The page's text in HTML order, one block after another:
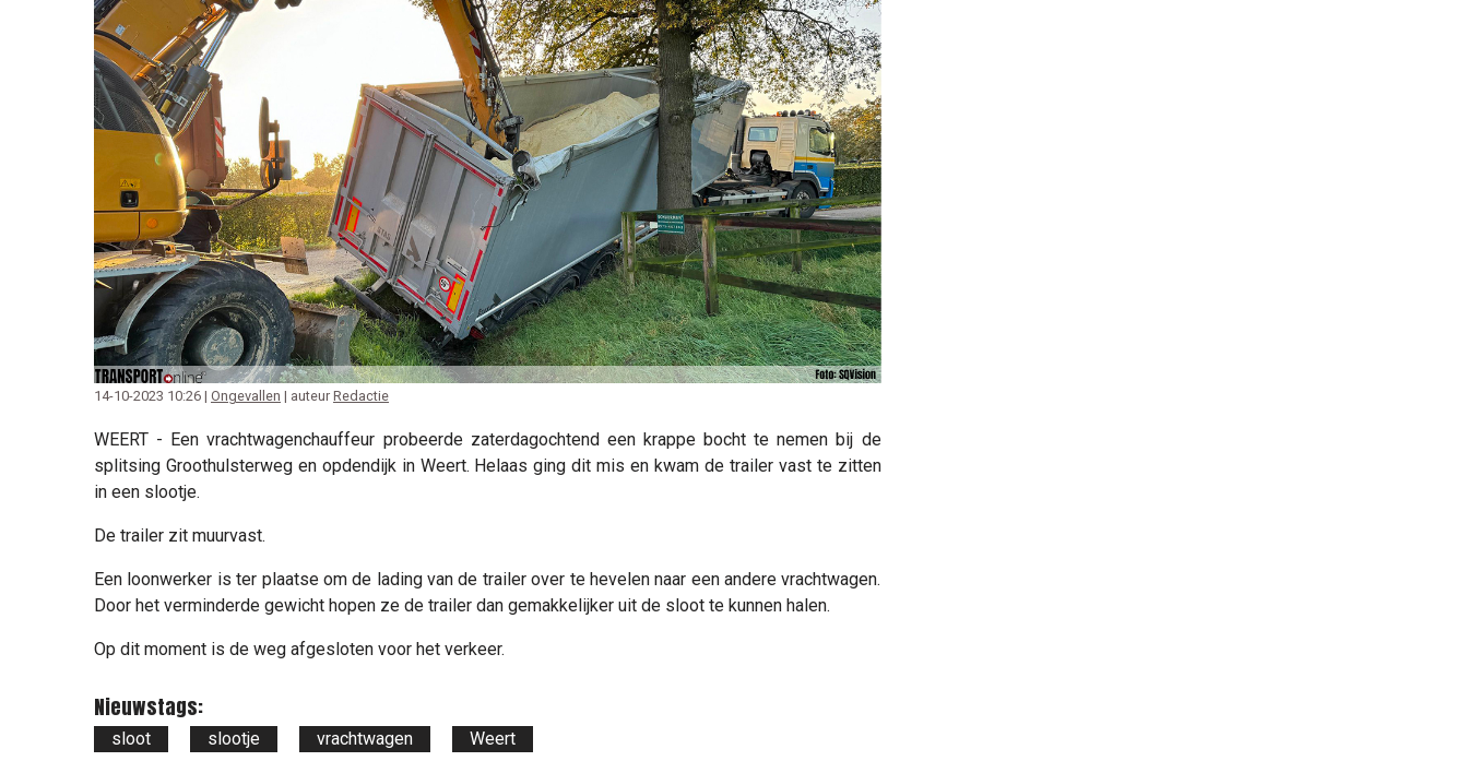
14-10-2023 10:26 | Ongevallen | auteur Redactie
WEERT - Een vrachtwagenchauffeur probeerde zaterdagochtend een krappe bocht te nemen bij de
splitsing Groothulsterweg en opdendijk in Weert. Helaas ging dit mis en kwam de trailer vast te zitten
in een slootje.
De trailer zit muurvast.
Een loonwerker is ter plaatse om de lading van de trailer over te hevelen naar een andere vrachtwagen.
Door het verminderde gewicht hopen ze de trailer dan gemakkelijker uit de sloot te kunnen halen.
Op dit moment is de weg afgesloten voor het verkeer.
Nieuwstags:
sloot slootje vrachtwagen Weert